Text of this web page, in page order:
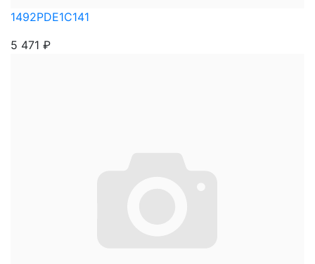
1492PDE1C141
5 471 ₽